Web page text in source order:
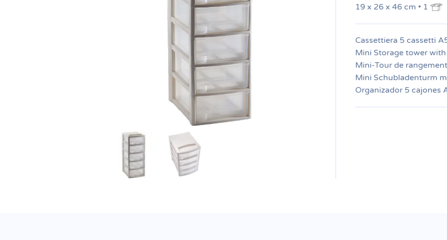
19 x 26 x 46 cm • 1
Cassettiera 5 cassetti
Mini Storage tower
Mini-Tour de
Mini Schubladenturm
Organizador 5 cajones